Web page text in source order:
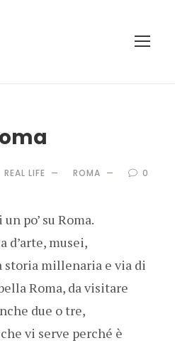
REAL LIFE ROMA 0
po’ su Roma.
d’arte, musei,
storia millenaria e via di
Roma, da visitare
due o tre,
vi serve perché è